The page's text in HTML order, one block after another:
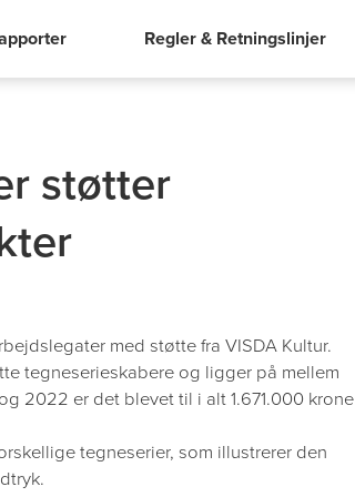
Regler & Retningslinjer
støtter
med støtte fra VISDA Kultur.
tegneserieskabere og ligger på mellem
2022 er det blevet til i alt 1.671.000
tegneserier, som illustrerer den